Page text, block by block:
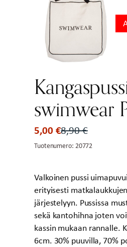
swimwear
8,90€
Alkuperäinen
hinta
5,00 €
Nykyinen
hinta
Tuotenumero: 20772
Valkoinen pussi
erityisesti
järjestelyyn. Pussissa
sekä kantohihna joten
kassin mukaan rannalle.
6cm. 30% puuvilla, 70%